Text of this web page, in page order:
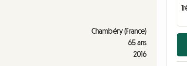
Chambéry (France)
65 ans
2016